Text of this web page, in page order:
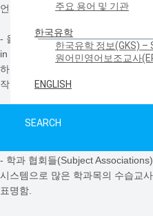
주요 용어 및 기관
한국유학
한국유학 정보(GKS) –
원어민영어보조교사
ENGLISH
SEARCH
언어, 인문 과목에서 GCSE grade
- 올해 영국의 교사자격인증 석사
in Education) 지원자 중 디자인 과
하락한 지원율을 보여주었으며, 종
작년대비 3분의 1의 저조한 지원율
경우 2만 파운드의 학비보조금을
- 학과 협회들(Subject
시스템으로 많은 학과목의 수습교
표명함.